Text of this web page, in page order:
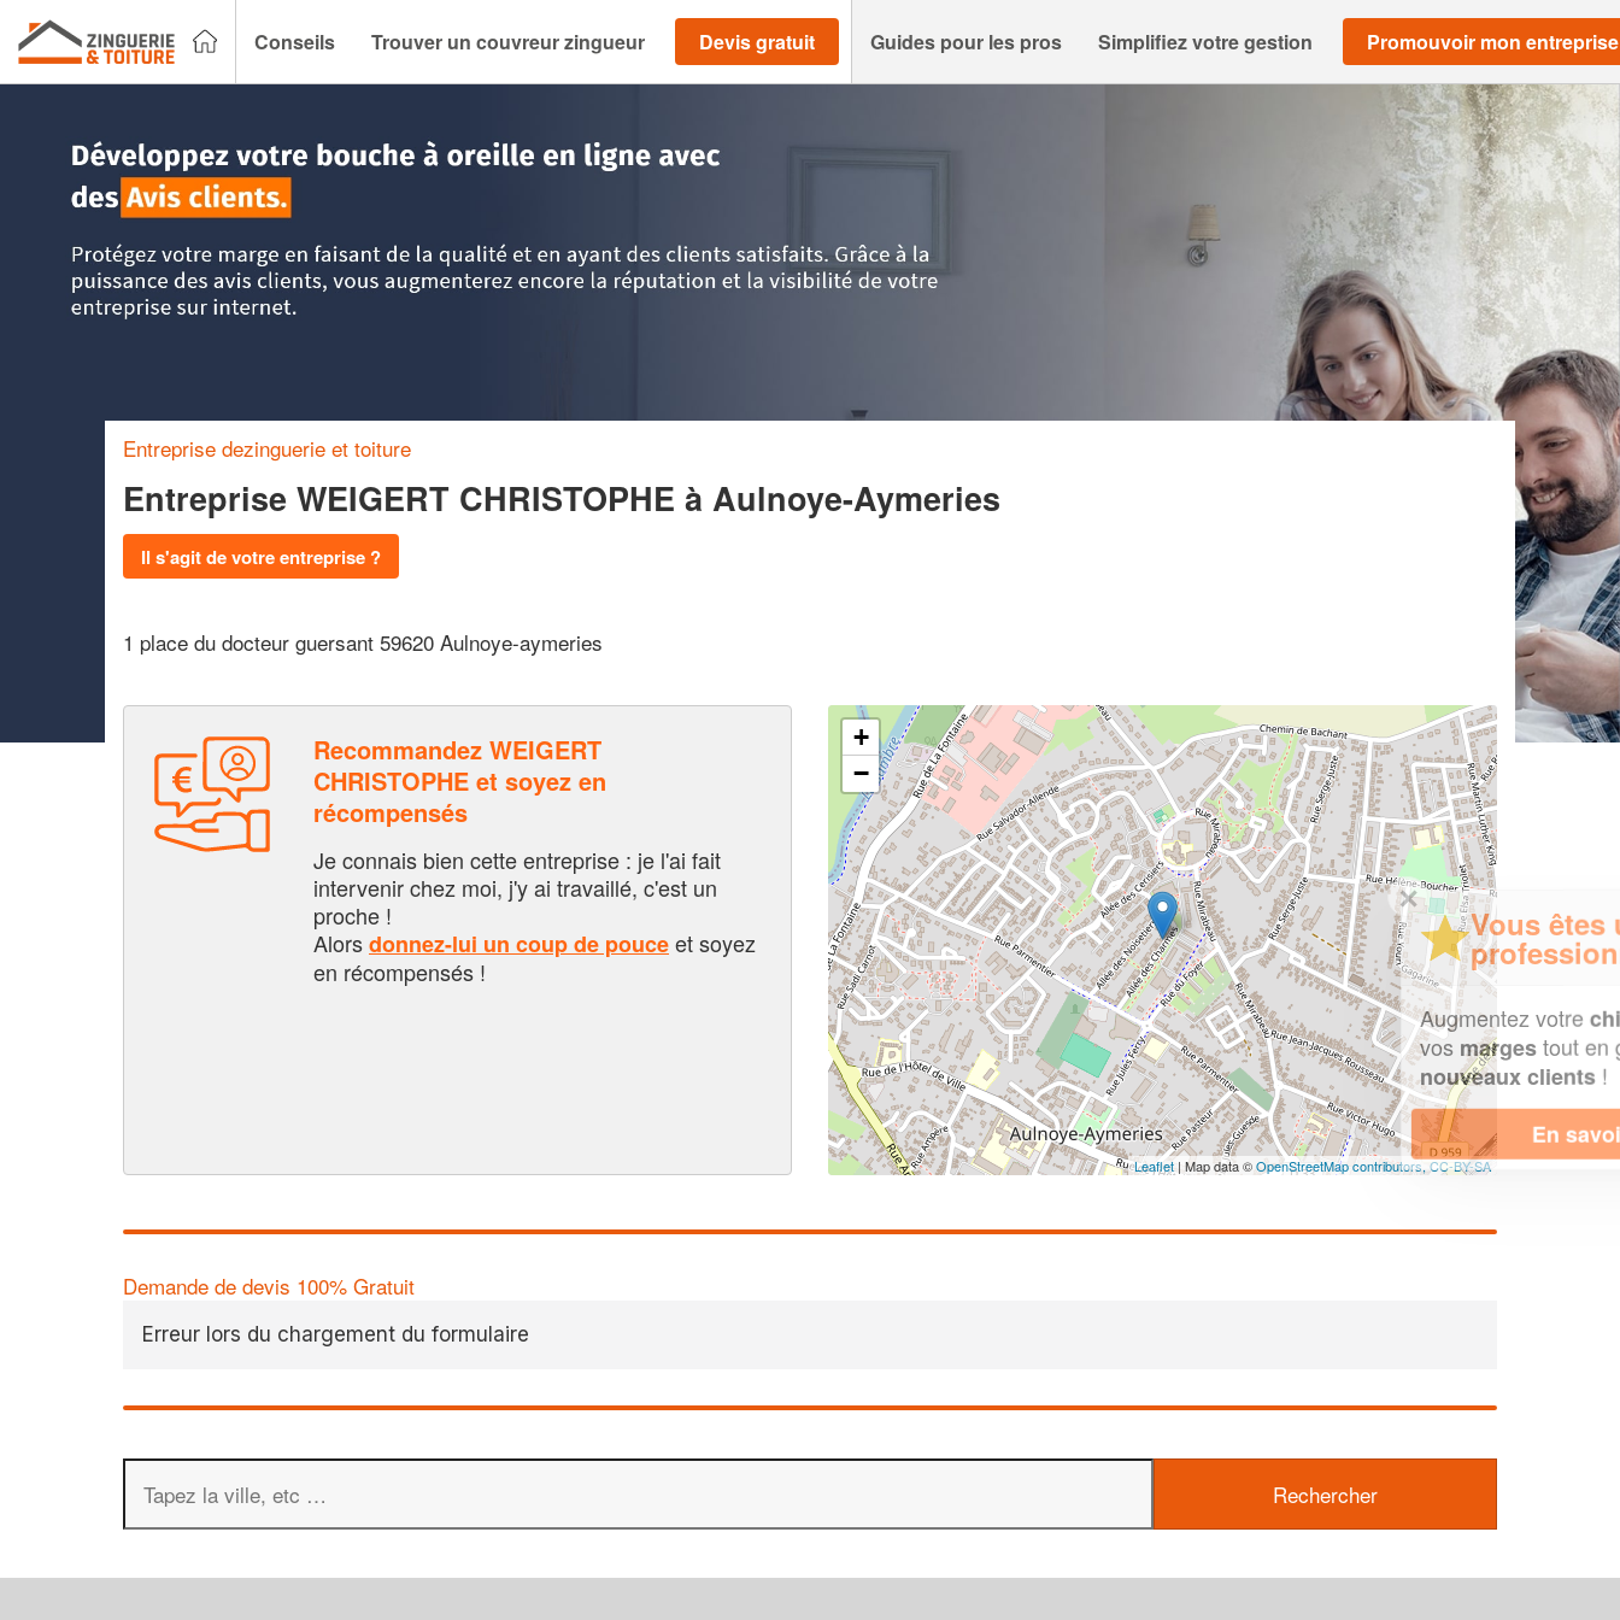
Conseils Trouver un couvreur zingueur Devis gratuit Guides pour les pros Simplifiez votre gestion Promouvoir mon entreprise
Entreprise dezinguerie et toiture
Entreprise WEIGERT CHRISTOPHE à Aulnoye-Aymeries
Il s'agit de votre entreprise ?
1 place du docteur guersant 59620 Aulnoye-aymeries
Recommandez WEIGERT
CHRISTOPHE et soyez en
récompensés
Je connais bien cette entreprise : je l'ai fait
intervenir chez moi, j'y ai travaillé, c'est un
proche !
Alorsdonnez-lui un coup de pouceet soyez
en récompensés !
+
−
Leaflet | Map data ©OpenStreetMap contributors,CC-BY-SA
Demande de devis 100% Gratuit
Erreur lors du chargement du formulaire
✕
Vous êtes un
professionnel ?
Augmentez votrechiffre d'affaireset
vosmargestout en gagnant de
nouveaux clients!
En savoir plus